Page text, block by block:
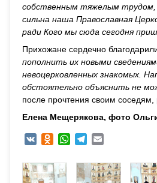
собственным тяжелым трудом,
сильна наша Православная
ради Кого мы сюда сегодня
Прихожане сердечно
пополнить их новыми
невоцерковленных знакомых.
обстоятельно объяснить не
после прочтения своим
Елена Мещерякова, фото
VK Odnoklassniki
WhatsAppTelegram